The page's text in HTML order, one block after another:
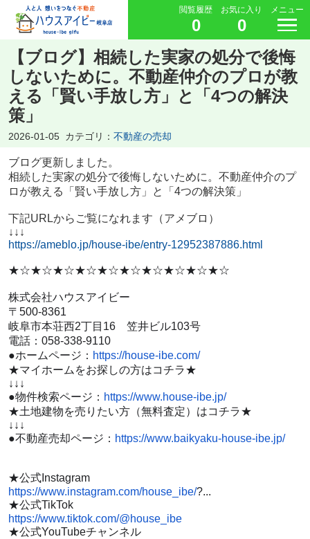
閲覧履歴
0
お気に入り
0
メニュー
【ブログ】相続した実家の処分で後悔
しないために。不動産仲介のプロが教
える「賢い手放し方」と「4つの解決
策」
2026-01-05 カテゴリ： 不動産の売却
ブログ更新しました。
相続した実家の処分で後悔しないために。不動産仲介のプ
ロが教える「賢い手放し方」と「4つの解決策」
下記URLからご覧になれます（アメブロ）
↓↓↓
https://ameblo.jp/house-ibe/entry-12952387886.html
★☆★☆★☆★☆★☆★☆★☆★☆★☆★☆
株式会社ハウスアイビー
〒500-8361
岐阜市本荘西2丁目16 笠井ビル103号
電話：058-338-9110
●ホームページ： https://house-ibe.com/
★マイホームをお探しの方はコチラ★
↓↓↓
●物件検索ページ： https://www.house-ibe.jp/
★土地建物を売りたい方（無料査定）はコチラ★
↓↓↓
●不動産売却ページ： https://www.baikyaku-house-ibe.jp/
★公式Instagram
https://www.instagram.com/house_ibe/?...
★公式TikTok
https://www.tiktok.com/@house_ibe
★公式YouTubeチャンネル